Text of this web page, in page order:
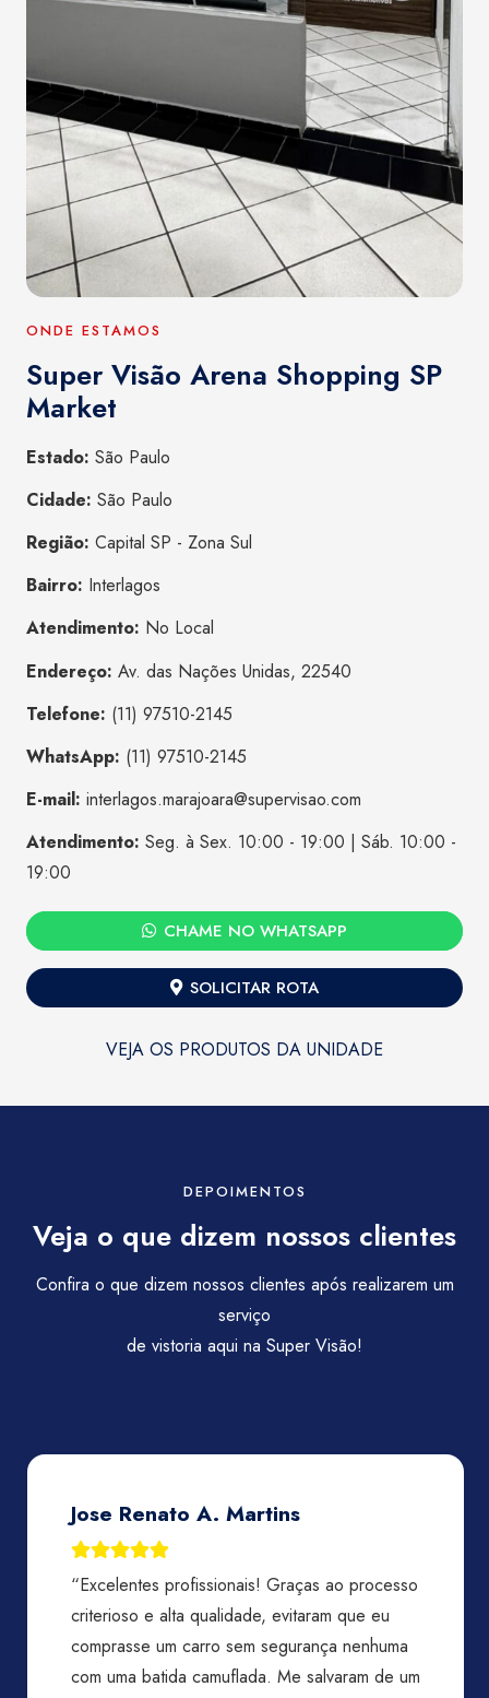
ONDE ESTAMOS
Super Visão Arena Shopping SP
Market
Estado: São Paulo
Cidade: São Paulo
Região: Capital SP - Zona Sul
Bairro: Interlagos
Atendimento: No Local
Endereço: Av. das Nações Unidas, 22540
Telefone: (11) 97510-2145
WhatsApp: (11) 97510-2145
E-mail: interlagos.marajoara@supervisao.com
Atendimento: Seg. à Sex. 10:00 - 19:00 | Sáb. 10:00 -
19:00
CHAME NO WHATSAPP
SOLICITAR ROTA
VEJA OS PRODUTOS DA UNIDADE
DEPOIMENTOS
Veja o que dizem nossos clientes
Confira o que dizem nossos clientes após realizarem um
serviço
de vistoria aqui na Super Visão!
Jose Renato A. Martins
“Excelentes profissionais! Graças ao processo
criterioso e alta qualidade, evitaram que eu
comprasse um carro sem segurança nenhuma
com uma batida camuflada. Me salvaram de um